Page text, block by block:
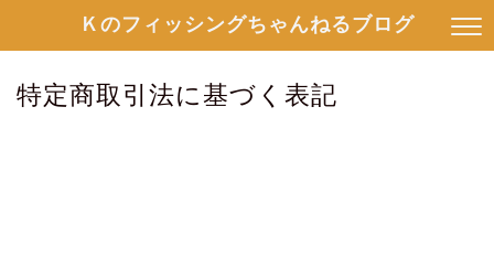
Ｋのフィッシングちゃんねるブログ
特定商取引法に基づく表記